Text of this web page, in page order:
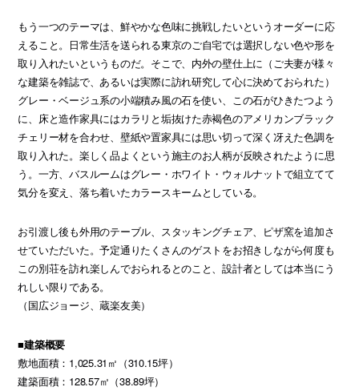
もう一つのテーマは、鮮やかな色味に挑戦したいというオーダーに応
えること。日常生活を送られる東京のご自宅では選択しない色や形を
取り入れたいというものだ。そこで、内外の壁仕上に（ご夫妻が様々
な建築を雑誌で、あるいは実際に訪れ研究して心に決めておられた）
グレー・ベージュ系の小端積み風の石を使い、この石がひきたつよう
に、床と造作家具にはカラリと垢抜けた赤褐色のアメリカンブラック
チェリー材を合わせ、壁紙や置家具には思い切って深く冴えた色調を
取り入れた。楽しく品よくという施主のお人柄が反映されたように思
う。一方、バスルームはグレー・ホワイト・ウォルナットで組立てて
気分を変え、落ち着いたカラースキームとしている。
お引渡し後も外用のテーブル、スタッキングチェア、ピザ窯を追加さ
せていただいた。予定通りたくさんのゲストをお招きしながら何度も
この別荘を訪れ楽しんでおられるとのこと、設計者としては本当にう
れしい限りである。
（国広ジョージ、蔵楽友美）
■建築概要
敷地面積：1,025.31㎡（310.15坪）
建築面積：128.57㎡（38.89坪）